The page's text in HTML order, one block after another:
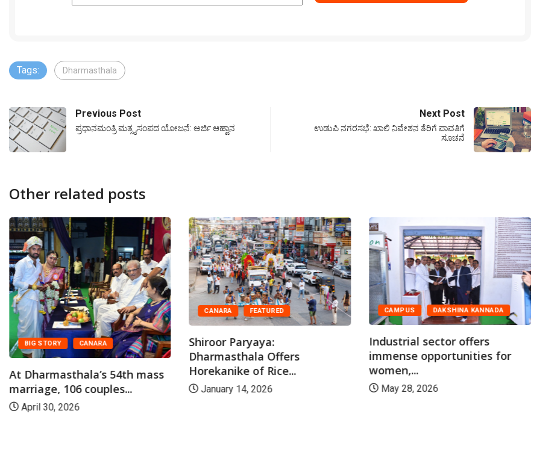
Tags: Dharmasthala
Previous Post
ಪ್ರಧಾನಮಂತ್ರಿ ಮತ್ಸ್ಯಸಂಪದ ಯೋಜನೆ: ಅರ್ಜಿ ಆಹ್ವಾನ
Next Post
ಉಡುಪಿ ನಗರಸಭೆ: ಖಾಲಿ ನಿವೇಶನ ತೆರಿಗೆ ಪಾವತಿಗೆ
ಸೂಚನೆ
Other related posts
BIG STORY CANARA
At Dharmasthala’s 54th mass
marriage, 106 couples...
April 30, 2026
CANARA FEATURED
Shiroor Paryaya:
Dharmasthala Offers
Horekanike of Rice...
January 14, 2026
CAMPUS DAKSHINA KANNADA
Industrial sector offers
immense opportunities for
women,...
May 28, 2026